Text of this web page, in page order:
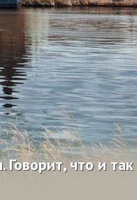
что и